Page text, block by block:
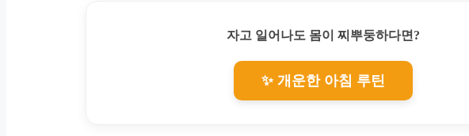
자고 일어나도 몸이 찌뿌둥하다면?
✨ 개운한 아침 루틴